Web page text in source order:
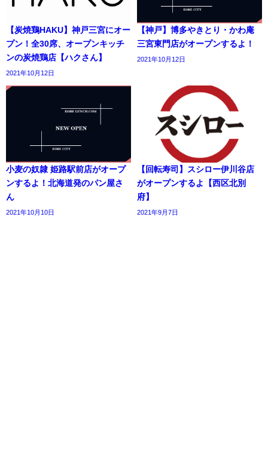
【炭焼鶏HAKU】神戸三宮にオー
プン！全30席、オープンキッチ
ンの炭焼鶏店【ハクさん】
2021年10月12日
【神戸】博多やきとり・かわ庵
三宮東門店がオープンするよ！
2021年10月12日
小麦の奴隷 姫路駅前店がオープ
ンするよ！北海道発のパン屋さ
ん
2021年10月10日
【回転寿司】スシロー伊川谷店
がオープンするよ【西区北別
府】
2021年9月7日